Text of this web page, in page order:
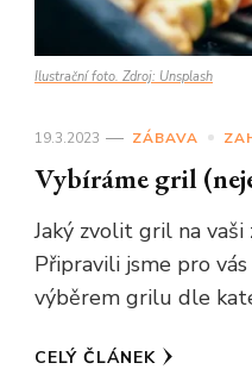
Ilustrační foto. Zdroj: Unsplash
19.3.2023 ZÁBAVA
Vybíráme gril
Jaký zvolit gril na
Připravili jsme pro
výběrem grilu dle
CELÝ ČLÁNEK